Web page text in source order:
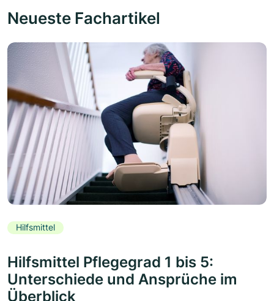
Neueste Fachartikel
Hilfsmittel
Hilfsmittel Pflegegrad 1 bis 5:
Unterschiede und Ansprüche im
Überblick